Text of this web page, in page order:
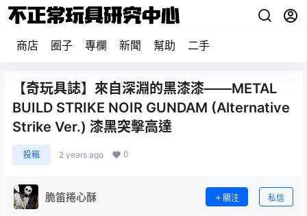
商店 圈子 專欄 新聞 幫助 二手
【奇玩具誌】來自深淵的黑漆漆——METAL
BUILD STRIKE NOIR GUNDAM (Alternative
Strike Ver.) 漆黑突擊高達
投稿 2 years ago 0
脆笛捲心酥 關注 私信